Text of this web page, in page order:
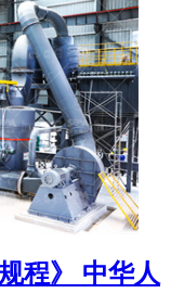
程》 中华人